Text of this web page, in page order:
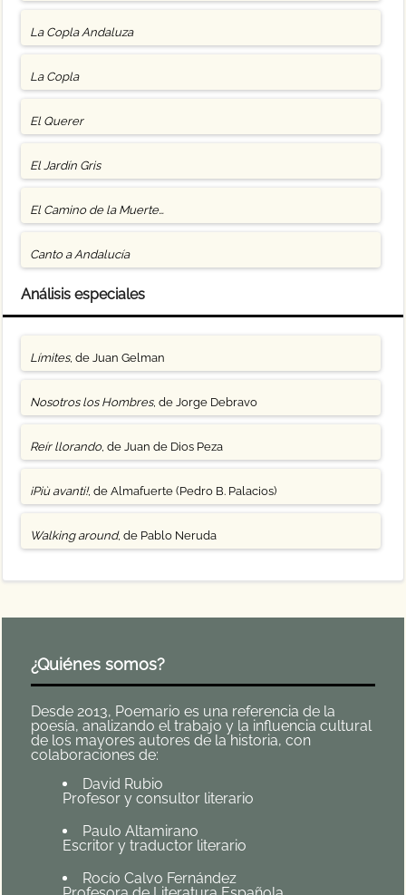
La Copla Andaluza
La Copla
El Querer
El Jardín Gris
El Camino de la Muerte…
Canto a Andalucía
Análisis especiales
Límites, de Juan Gelman
Nosotros los Hombres, de Jorge Debravo
Reír llorando, de Juan de Dios Peza
¡Più avanti!, de Almafuerte (Pedro B. Palacios)
Walking around, de Pablo Neruda
¿Quiénes somos?
Desde 2013, Poemario es una referencia de la
poesía, analizando el trabajo y la influencia cultural
de los mayores autores de la historia, con
colaboraciones de:
David Rubio
Profesor y consultor literario
Paulo Altamirano
Escritor y traductor literario
Rocío Calvo Fernández